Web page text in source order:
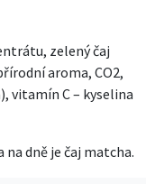
zelený čaj
aroma, CO2,
vitamín C – kyselina
dně je čaj matcha.